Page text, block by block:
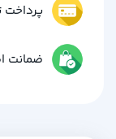
پرداخت
ضمانت